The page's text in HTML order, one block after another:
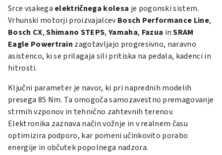
Srce vsakega električnega kolesa je pogonski sistem.
Vrhunski motorji proizvajalcevBosch Performance Line,
Bosch CX,Shimano STEPS,Yamaha, Fazua inSRAM
Eagle Powertrain zagotavljajo progresivno, naravno
asistenco, ki se prilagaja sili pritiska na pedala, kadenci in
hitrosti.
Ključni parameter je navor, ki pri naprednih modelih
presega 85 Nm. Ta omogoča samozavestno premagovanje
strmih vzponov in tehnično zahtevnih terenov.
Elektronika zaznava način vožnje in v realnem času
optimizira podporo, kar pomeni učinkovito porabo
energije in občutek popolnega nadzora.